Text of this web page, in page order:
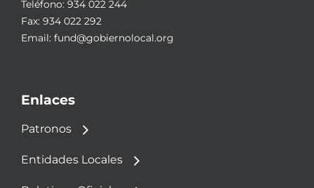
Teléfono: 934 022 244
Fax: 934 022 292
Email: fund@gobiernolocal.org
Enlaces
Patronos
Entidades Locales